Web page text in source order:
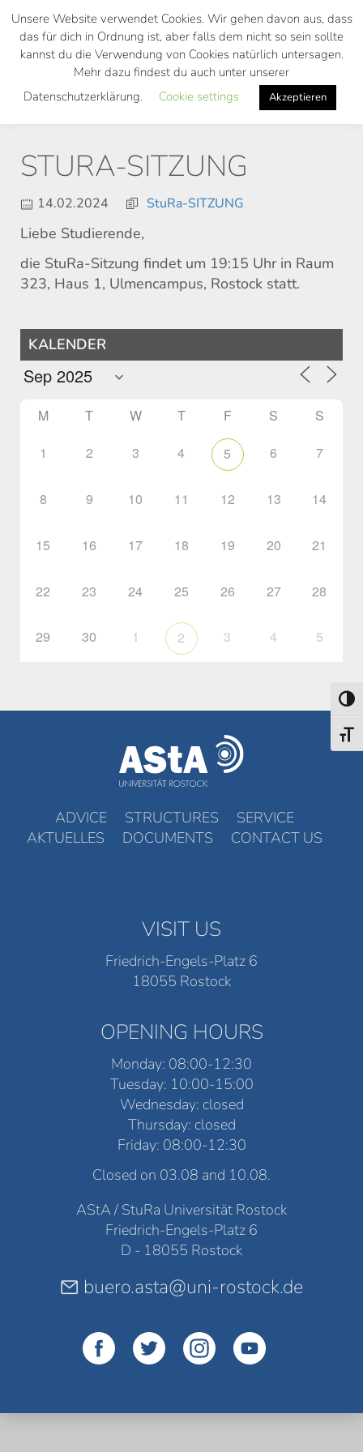
Skip
main
STURA-SITZUNG
14.02.2024 StuRa-SITZUNG
Liebe Studierende,
die StuRa-Sitzung findet um 19:15 Uhr in Raum
323, Haus 1, Ulmencampus, Rostock statt.
KALENDER
M T W T F S S
1 2 3 4 5 6 7
8 9 10 11 12 13 14
15 16 17 18 19 20 21
22 23 24 25 26 27 28
29 30 1 2 3 4 5
ADVICE STRUCTURES
SERVICE
AKTUELLES
DOCUMENTS CONTACT US
VISIT US
Friedrich-Engels-Platz 6
18055 Rostock
OPENING HOURS
Monday: 08:00-12:30
Tuesday: 10:00-15:00
Wednesday: closed
Thursday: closed
Friday: 08:00-12:30
Closed on 03.08 and 10.08.
AStA / StuRa Universität Rostock
Friedrich-Engels-Platz 6
D - 18055 Rostock
buero.asta@uni-rostock.de
Unsere Website verwendet Cookies. Wir gehen davon aus, dass
das für dich in Ordnung ist, aber falls dem nicht so sein sollte
kannst du die Verwendung von Cookies natürlich untersagen.
Mehr dazu findest du auch unter unserer
Datenschutzerklärung.
Cookie settings Akzeptieren